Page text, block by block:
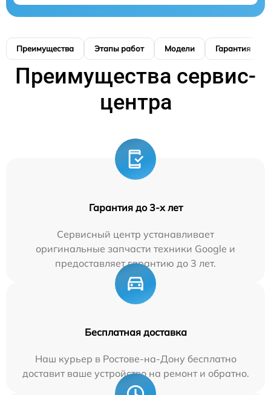
Преимущества Этапы работ Модели Гарантия
Преимущества сервис-
центра
Гарантия до 3-х лет
Сервисный центр устанавливает
оригинальные запчасти техники Google и
предоставляет гарантию до 3 лет.
Бесплатная доставка
Наш курьер в Ростове-на-Дону бесплатно
доставит ваше устройство на ремонт и обратно.